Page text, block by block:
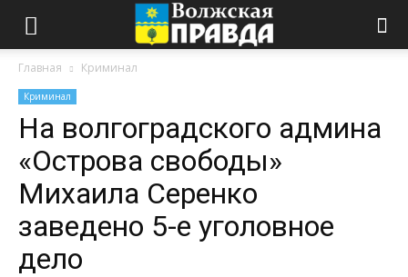
Главная Криминал
Криминал
На волгоградского админа
«Острова свободы»
Михаила Серенко
заведено 5-е уголовное
дело